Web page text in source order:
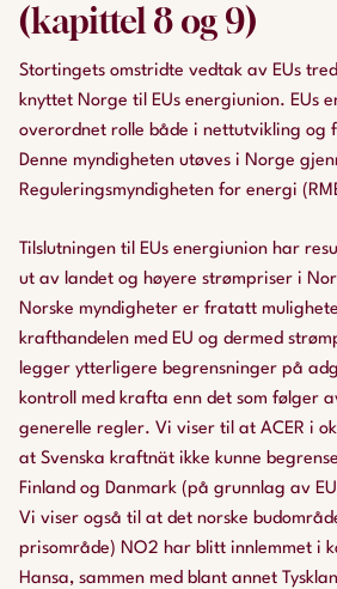
(kapittel 8 og 9)
Stortingets omstridte vedtak av EUs
knyttet Norge til EUs energiunion. EUs
overordnet rolle både i nettutvikling og
Denne myndigheten utøves i Norge
Reguleringsmyndigheten for energi
Tilslutningen til EUs energiunion har
ut av landet og høyere strømpriser i
Norske myndigheter er fratatt
krafthandelen med EU og dermed
legger ytterligere begrensninger på
kontroll med krafta enn det som følger
generelle regler. Vi viser til at ACER i
at Svenska kraftnät ikke kunne
Finland og Danmark (på grunnlag av
Vi viser også til at det norske
prisområde) NO2 har blitt innlemmet i
Hansa, sammen med blant annet